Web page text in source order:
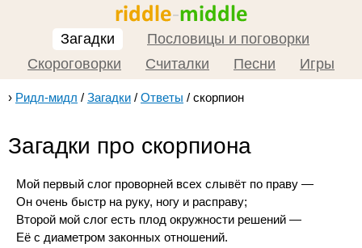
Загадки
Пословицы и поговорки
Скороговорки
Считалки Песни Игры
› Ридл-мидл / Загадки / Ответы / скорпион
Загадки про скорпиона
Мой первый слог проворней всех слывёт по праву —
Он очень быстр на руку, ногу и расправу;
Второй мой слог есть плод окружности решений —
Её с диаметром законных отношений.